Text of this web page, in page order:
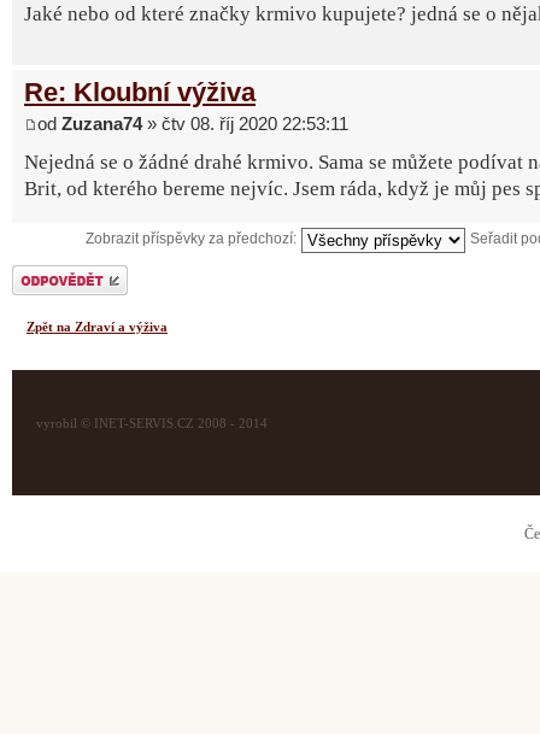
Jaké nebo od které značky krmivo kupujete? jedná se o
Re: Kloubní výživa
od Zuzana74» čtv 08. říj 2020 22:53:11
Nejedná se o žádné drahé krmivo. Sama se můžete podívat
Brit, od kterého bereme nejvíc. Jsem ráda, když je můj pes
Zobrazit příspěvky za předchozí: Seřadit
Odeslat odpověď
Zpět na Zdraví a výživa
vyrobil © INET-SERVIS.CZ 2008 - 2014